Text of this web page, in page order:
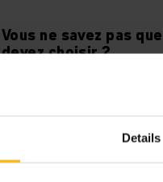
Details
Vous ne savez pas
devez choisir ?